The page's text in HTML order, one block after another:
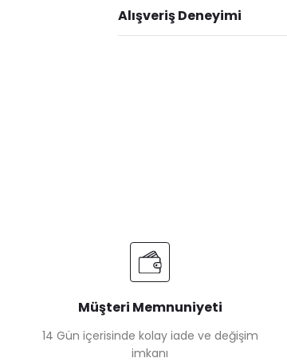
Alışveriş Deneyimi
Müşteri Memnuniyeti
14 Gün içerisinde kolay iade ve değişim
imkanı